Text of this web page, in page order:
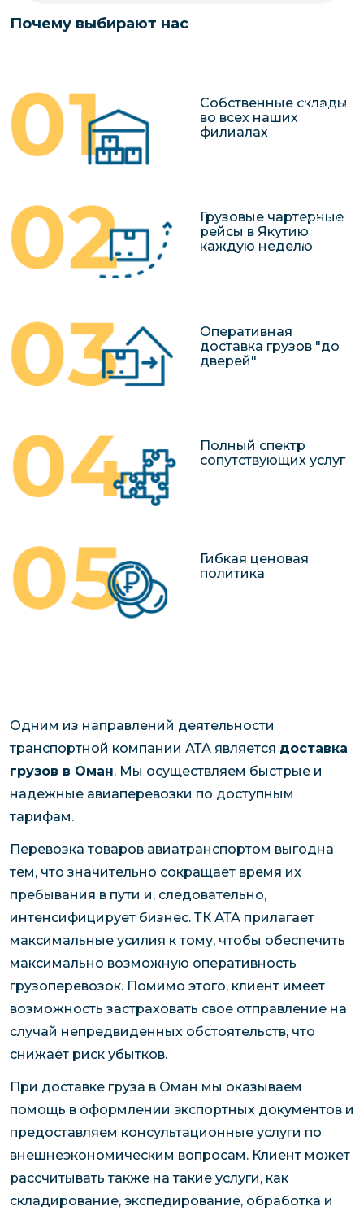
грузов в
Перевозка
Почему выбирают нас
Собственные склады
во всех наших
филиалах
Грузовые чартерные
рейсы в Якутию
каждую неделю
Оперативная
доставка грузов "до
дверей"
Полный спектр
сопутствующих услуг
Гибкая ценовая
политика
Одним из направлений деятельности
транспортной компании АТА является доставка
грузов в Оман. Мы осуществляем быстрые и
надежные авиаперевозки по доступным
тарифам.
Перевозка товаров авиатранспортом выгодна
тем, что значительно сокращает время их
пребывания в пути и, следовательно,
интенсифицирует бизнес. ТК АТА прилагает
максимальные усилия к тому, чтобы обеспечить
максимально возможную оперативность
грузоперевозок. Помимо этого, клиент имеет
возможность застраховать свое отправление на
случай непредвиденных обстоятельств, что
снижает риск убытков.
При доставке груза в Оман мы оказываем
помощь в оформлении экспортных документов и
предоставляем консультационные услуги по
внешнеэкономическим вопросам. Клиент может
рассчитывать также на такие услуги, как
складирование, экспедирование, обработка и